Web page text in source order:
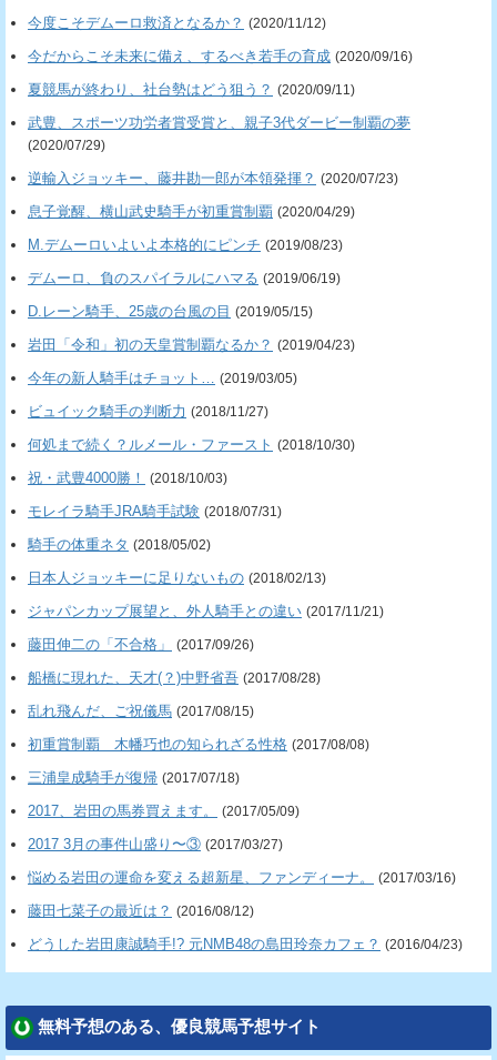
今度こそデムーロ救済となるか？ (2020/11/12)
今だからこそ未来に備え、するべき若手の育成 (2020/09/16)
夏競馬が終わり、社台勢はどう狙う？ (2020/09/11)
武豊、スポーツ功労者賞受賞と、親子3代ダービー制覇の夢
(2020/07/29)
逆輸入ジョッキー、藤井勘一郎が本領発揮？ (2020/07/23)
息子覚醒、横山武史騎手が初重賞制覇 (2020/04/29)
M.デムーロいよいよ本格的にピンチ (2019/08/23)
デムーロ、負のスパイラルにハマる (2019/06/19)
D.レーン騎手、25歳の台風の目 (2019/05/15)
岩田「令和」初の天皇賞制覇なるか？ (2019/04/23)
今年の新人騎手はチョット… (2019/03/05)
ビュイック騎手の判断力 (2018/11/27)
何処まで続く？ルメール・ファースト (2018/10/30)
祝・武豊4000勝！ (2018/10/03)
モレイラ騎手JRA騎手試験 (2018/07/31)
騎手の体重ネタ (2018/05/02)
日本人ジョッキーに足りないもの (2018/02/13)
ジャパンカップ展望と、外人騎手との違い (2017/11/21)
藤田伸二の「不合格」 (2017/09/26)
船橋に現れた、天才(？)中野省吾 (2017/08/28)
乱れ飛んだ、ご祝儀馬 (2017/08/15)
初重賞制覇 木幡巧也の知られざる性格 (2017/08/08)
三浦皇成騎手が復帰 (2017/07/18)
2017、岩田の馬券買えます。 (2017/05/09)
2017 3月の事件山盛り〜③ (2017/03/27)
悩める岩田の運命を変える超新星、ファンディーナ。 (2017/03/16)
藤田七菜子の最近は？ (2016/08/12)
どうした岩田康誠騎手!? 元NMB48の島田玲奈カフェ？ (2016/04/23)
無料予想のある、優良競馬予想サイト